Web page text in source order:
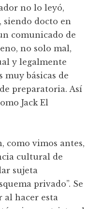
no lo leyó,
siendo docto en
comunicado de
no solo mal,
y legalmente
muy básicas de
preparatoria. Así
Jack El
como vimos antes,
cultural de
sujeta
privado”. Se
al hacer esta